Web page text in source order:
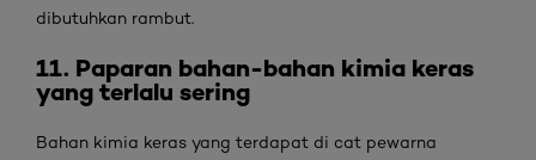
dibutuhkan rambut.
11. Paparan bahan-bahan kimia keras
yang terlalu sering
Bahan kimia keras yang terdapat di cat pewarna